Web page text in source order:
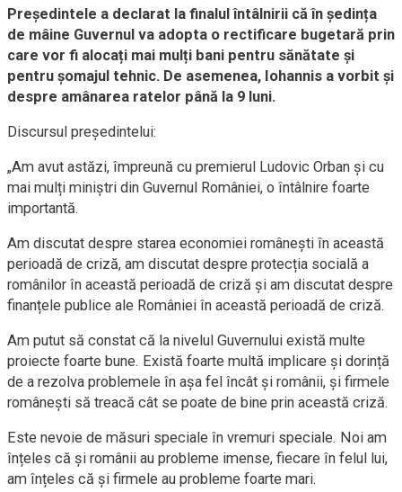
Președintele a declarat la finalul întâlnirii că în ședința
de mâine Guvernul va adopta o rectificare bugetară prin
care vor fi alocați mai mulți bani pentru sănătate și
pentru șomajul tehnic. De asemenea, Iohannis a vorbit și
despre amânarea ratelor până la 9 luni.
Discursul președintelui:
„Am avut astăzi, împreună cu premierul Ludovic Orban și cu
mai mulți miniștri din Guvernul României, o întâlnire foarte
importantă.
Am discutat despre starea economiei românești în această
perioadă de criză, am discutat despre protecția socială a
românilor în această perioadă de criză și am discutat despre
finanțele publice ale României în această perioadă de criză.
Am putut să constat că la nivelul Guvernului există multe
proiecte foarte bune. Există foarte multă implicare și dorință
de a rezolva problemele în așa fel încât și românii, și firmele
românești să treacă cât se poate de bine prin această criză.
Este nevoie de măsuri speciale în vremuri speciale. Noi am
înțeles că și românii au probleme imense, fiecare în felul lui,
am înțeles că și firmele au probleme foarte mari.